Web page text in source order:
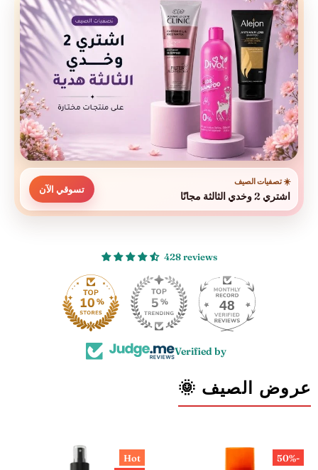
☀️ تصفيات الصيف
اشتري 2 وخدي الثالثة مجانًا
تسوقي الآن
428 reviews
48
Verified by
عروض الصيف 🌞
-50%
Hot